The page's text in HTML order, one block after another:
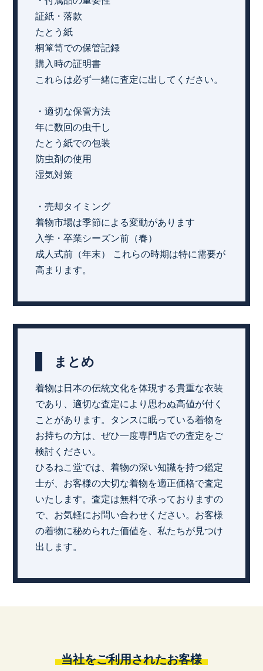
証紙・落款
たとう紙
桐箪笥での保管記録
購入時の証明書
これらは必ず一緒に査定に出してください。
・適切な保管方法
年に数回の虫干し
たとう紙での包装
防虫剤の使用
湿気対策
・売却タイミング
着物市場は季節による変動があります
入学・卒業シーズン前（春）
成人式前（年末） これらの時期は特に需要が
高まります。
まとめ
着物は日本の伝統文化を体現する貴重な衣装
であり、適切な査定により思わぬ高値が付く
ことがあります。タンスに眠っている着物を
お持ちの方は、ぜひ一度専門店での査定をご
検討ください。
ひるねこ堂では、着物の深い知識を持つ鑑定
士が、お客様の大切な着物を適正価格で査定
いたします。査定は無料で承っておりますの
で、お気軽にお問い合わせください。お客様
の着物に秘められた価値を、私たちが見つけ
出します。
当社をご利用されたお客様